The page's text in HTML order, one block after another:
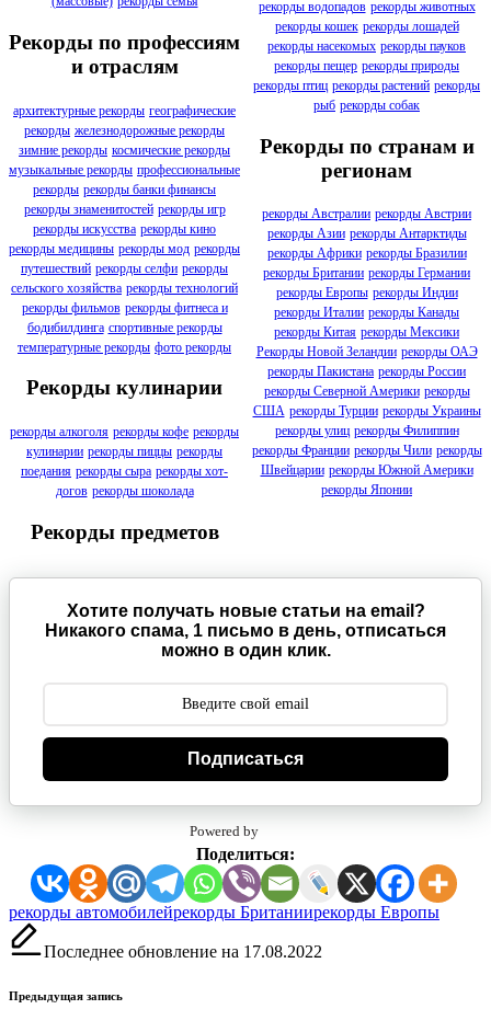
Рекорды по профессиям
и отраслям
архитектурные рекорды географические
рекорды железнодорожные рекорды
зимние рекорды космические рекорды
музыкальные рекорды профессиональные
рекорды рекорды банки финансы
рекорды знаменитостей рекорды игр
рекорды искусства рекорды кино
рекорды медицины рекорды мод рекорды
путешествий рекорды селфи рекорды
сельского хозяйства рекорды технологий
рекорды фильмов рекорды фитнеса и
бодибилдинга спортивные рекорды
температурные рекорды фото рекорды
Рекорды кулинарии
рекорды алкоголя рекорды кофе рекорды
кулинарии рекорды пиццы рекорды
поедания рекорды сыра рекорды хот-
догов рекорды шоколада
Рекорды предметов
рекорды водопадов рекорды животных
рекорды кошек рекорды лошадей
рекорды насекомых рекорды пауков
рекорды пещер рекорды природы
рекорды птиц рекорды растений рекорды
рыб рекорды собак
Рекорды по странам и
регионам
рекорды Австралии рекорды Австрии
рекорды Азии рекорды Антарктиды
рекорды Африки рекорды Бразилии
рекорды Британии рекорды Германии
рекорды Европы рекорды Индии
рекорды Италии рекорды Канады
рекорды Китая рекорды Мексики
Рекорды Новой Зеландии рекорды ОАЭ
рекорды Пакистана рекорды России
рекорды Северной Америки рекорды
США рекорды Турции рекорды Украины
рекорды улиц рекорды Филиппин
рекорды Франции рекорды Чили рекорды
Швейцарии рекорды Южной Америки
рекорды Японии
Хотите получать новые статьи на email?
Никакого спама, 1 письмо в день, отписаться
можно в один клик.
Подписаться
Powered by
Поделиться:
Метки:
рекорды автомобилейрекорды Британиирекорды Европы
Последнее обновление на 17.08.2022
Навигация
Предыдущая запись